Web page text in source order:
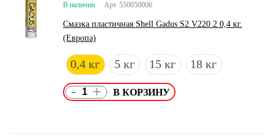
Арт. 550050006
В наличии
Смазка пластичная Shell Gadus S2 V220 2 0,4 кг.
(Европа)
0,4 кг 5 кг 15 кг 18 кг
- +